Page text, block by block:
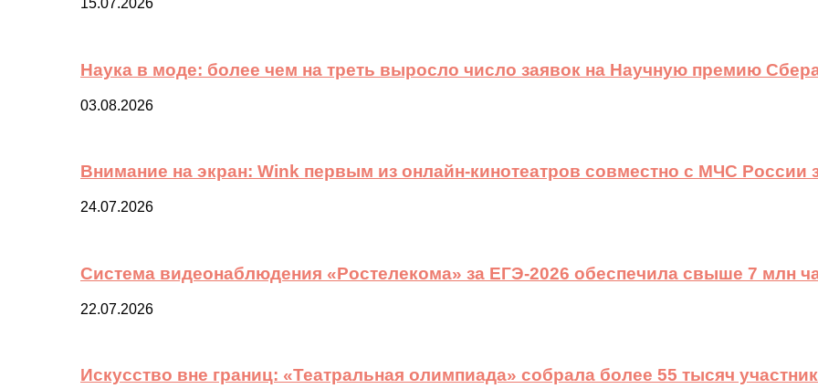
15.07.2026
Наука в моде: более чем на треть выросло число заявок на Научную премию
03.08.2026
Внимание на экран: Wink первым из онлайн-кинотеатров совместно с МЧС России
24.07.2026
Система видеонаблюдения «Ростелекома» за ЕГЭ-2026 обеспечила свыше 7 млн
22.07.2026
Искусство вне границ: «Театральная олимпиада» собрала более 55 тысяч